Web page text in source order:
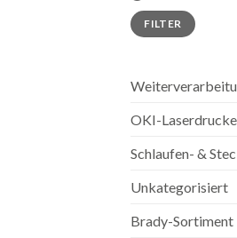
Min.
Preis
Max.
PreisFILTER
OKI-
Schlaufen- &
Unkategorisiert
Brady-Sortiment